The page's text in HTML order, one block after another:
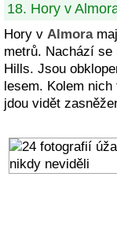
18. Hory v
Hory v Almora
metrů. Nachází
Hills. Jsou
lesem. Kolem
jdou vidět